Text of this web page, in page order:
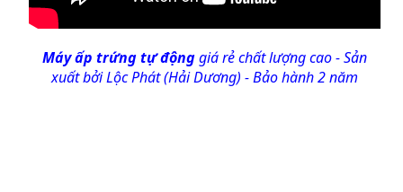
Máy ấp trứng tự độnggiá rẻ chất lượng cao - Sản
xuất bởi Lộc Phát (Hải Dương) - Bảo hành 2 năm